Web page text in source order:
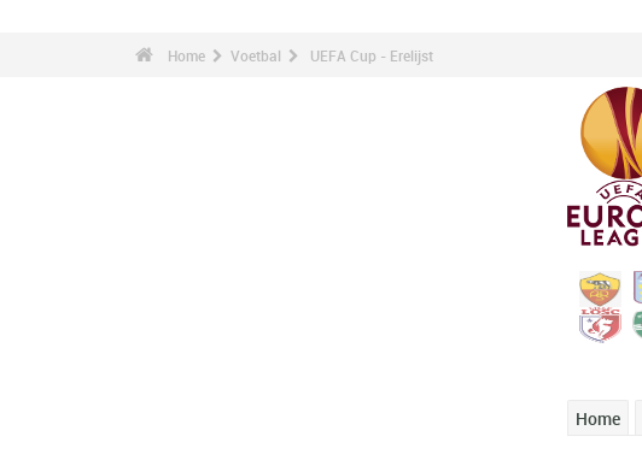
Home Voetbal UEFA Cup - Erelijst
Home